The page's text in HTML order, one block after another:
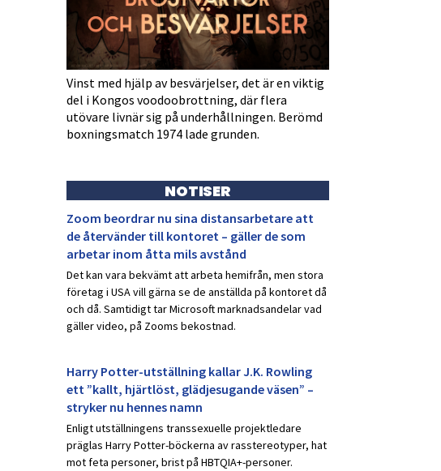
Vinst med hjälp av besvärjelser, det är en viktig
del i Kongos voodoobrottning, där flera
utövare livnär sig på underhållningen. Berömd
boxningsmatch 1974 lade grunden.
NOTISER
Zoom beordrar nu sina distansarbetare att
de återvänder till kontoret – gäller de som
arbetar inom åtta mils avstånd
Det kan vara bekvämt att arbeta hemifrån, men stora
företag i USA vill gärna se de anställda på kontoret då
och då. Samtidigt tar Microsoft marknadsandelar vad
gäller video, på Zooms bekostnad.
Harry Potter-utställning kallar J.K. Rowling
ett ”kallt, hjärtlöst, glädjesugande väsen” –
stryker nu hennes namn
Enligt utställningens transsexuelle projektledare
präglas Harry Potter-böckerna av rasstereotyper, hat
mot feta personer, brist på HBTQIA+-personer.